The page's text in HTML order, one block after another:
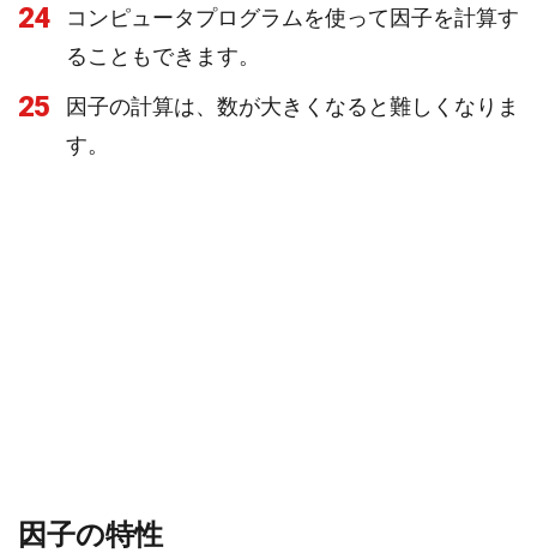
24
コンピュータプログラムを使って因子を計算す
ることもできます。
25
因子の計算は、数が大きくなると難しくなりま
す。
因子の特性